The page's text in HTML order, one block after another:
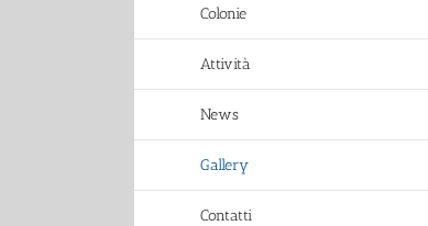
Colonie
Attività
News
Gallery
Contatti